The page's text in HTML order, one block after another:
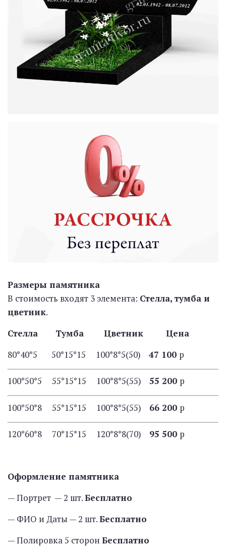
Размеры памятника
В стоимость входят 3 элемента: Стелла, тумба и
цветник.
Стелла Тумба Цветник Цена
80*40*5 50*15*15 100*8*5(50) 47 100 р
100*50*5 55*15*15 100*8*5(55) 55 200 р
100*50*8 55*15*15 100*8*5(55) 66 200 р
120*60*8 70*15*15 120*8*8(70) 95 500 р
Оформление памятника
— Портрет — 2 шт.Бесплатно
— ФИО и Даты — 2 шт.Бесплатно
— Полировка 5 сторон Бесплатно